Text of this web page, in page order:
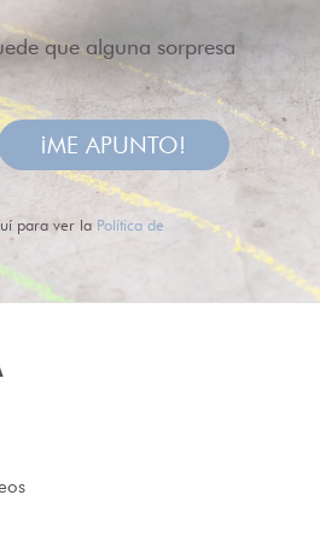
que alguna sorpresa
¡ME APUNTO!
para ver la Política de